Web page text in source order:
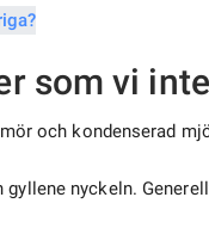
som vi
och kondenserad
nyckeln.